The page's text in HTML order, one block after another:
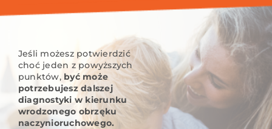
Jeśli możesz potwierdzić
choć jeden z powyższych
punktów, być może
potrzebujesz dalszej
diagnostyki w kierunku
wrodzonego obrzęku
naczynioruchowego.